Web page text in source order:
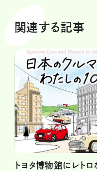
関連する記事
トヨタ博物館にレト